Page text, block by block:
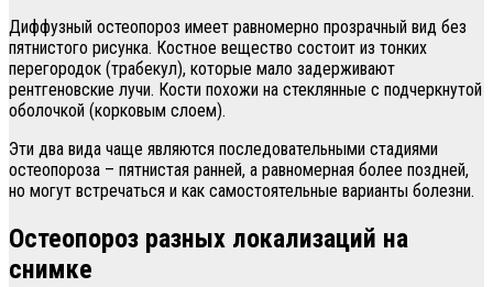
Диффузный остеопороз имеет равномерно прозрачный вид без
пятнистого рисунка. Костное вещество состоит из тонких
перегородок (трабекул), которые мало задерживают
рентгеновские лучи. Кости похожи на стеклянные с подчеркнутой
оболочкой (корковым слоем).
Эти два вида чаще являются последовательными стадиями
остеопороза – пятнистая ранней, а равномерная более поздней,
но могут встречаться и как самостоятельные варианты болезни.
Остеопороз разных локализаций на
снимке